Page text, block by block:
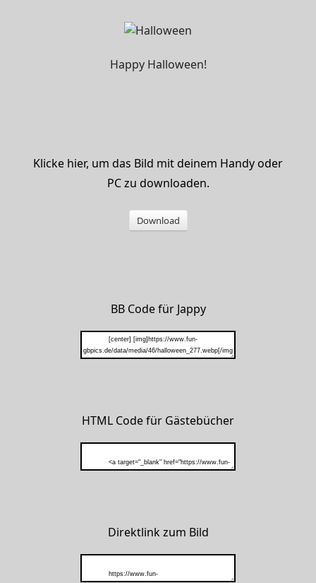
Happy Halloween!
Klicke hier, um das Bild mit deinem Handy oder
PC zu downloaden.
Download
BB Code für Jappy
HTML Code für Gästebücher
Direktlink zum Bild